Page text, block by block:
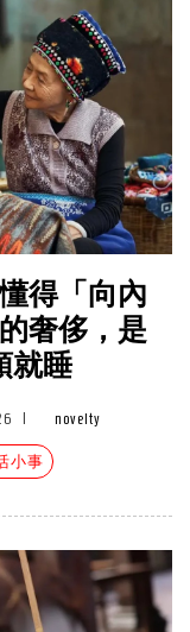
得「向內
奢侈，是
就睡
novelty
小事